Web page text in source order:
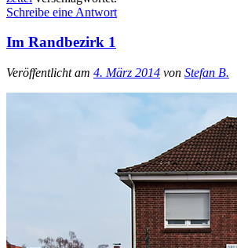
Schreibe eine Antwort
Im Randbezirk 1
Veröffentlicht am 4. März 2014 von Stefan B.